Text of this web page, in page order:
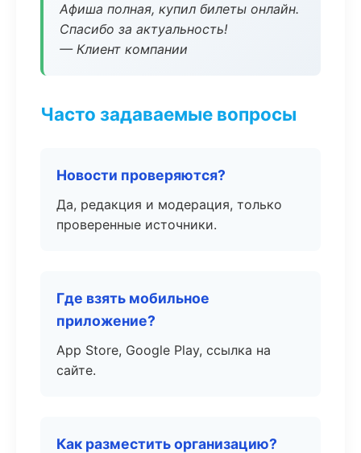
Афиша полная, купил билеты онлайн.
Спасибо за актуальность!
— Клиент компании
Часто задаваемые вопросы
Новости проверяются?
Да, редакция и модерация, только
проверенные источники.
Где взять мобильное
приложение?
App Store, Google Play, ссылка на
сайте.
Как разместить организацию?